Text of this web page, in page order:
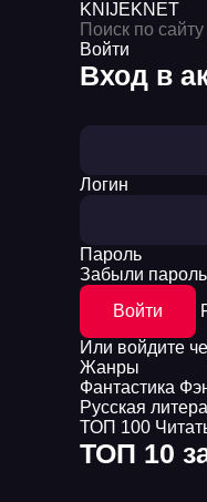
KNIJEKNET
Войти
Вход в
Логин
Пароль
Забыли
Войти
Или войдите
Жанры
Фантастика
Русская
ТОП 100
ТОП 10